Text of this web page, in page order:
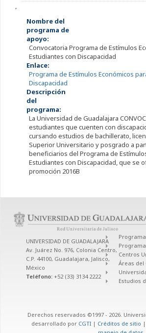
,
Nombre del
programa de
apoyo:
Convocatoria Programa de Estímulos
Estudiantes con Discapacidad
Enlace:
Programa de Estímulos Económicos
Discapacidad
Descripción
del
programa:
La Universidad de Guadalajara
estudiantes que cuenten con
cursando estudios de bachillerato,
Superior Universitario y posgrado a
beneficiarios del Programa de
Estudiantes con Discapacidad, que se
promoción 2016B
UNIVERSIDAD DE GUADALAJARA
Av. Juárez No. 976, Colonia Centro,
C.P. 44100, Guadalajara, Jalisco,
México
Teléfono: +52 (33) 3134 2222
Centros
Áreas del
Estudios
Derechos reservados ©1997 - 2026.
desarrollado por CGTI | Créditos de sitio |